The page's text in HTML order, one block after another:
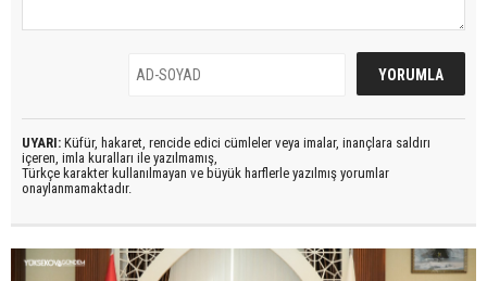
UYARI: Küfür, hakaret, rencide edici cümleler veya imalar, inançlara saldırı
içeren, imla kuralları ile yazılmamış,
Türkçe karakter kullanılmayan ve büyük harflerle yazılmış yorumlar
onaylanmamaktadır.